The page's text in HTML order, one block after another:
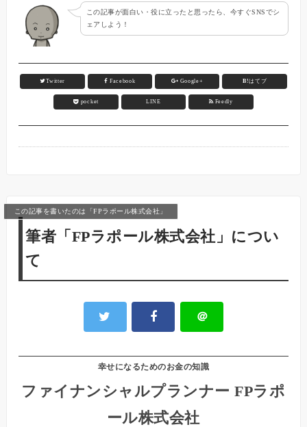
この記事が面白い・役に立ったと思ったら、今すぐSNSでシ
ェアしよう！
Twitter Facebook Google+ B!はてブ
pocket LINE Feedly
この記事を書いたのは「FPラポール株式会社」
筆者「FPラポール株式会社」につい
て
＠
幸せになるためのお金の知識
ファイナンシャルプランナー FPラポ
ール株式会社